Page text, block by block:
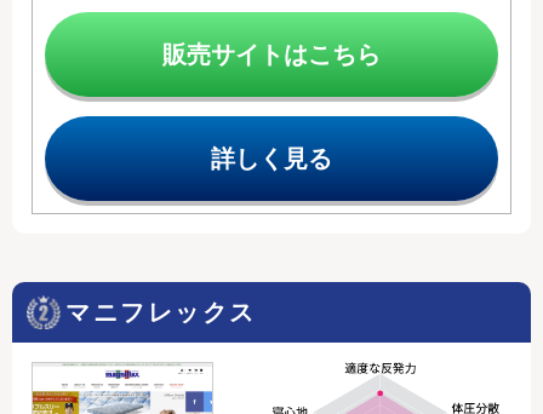
販売サイトはこちら
詳しく見る
マニフレックス